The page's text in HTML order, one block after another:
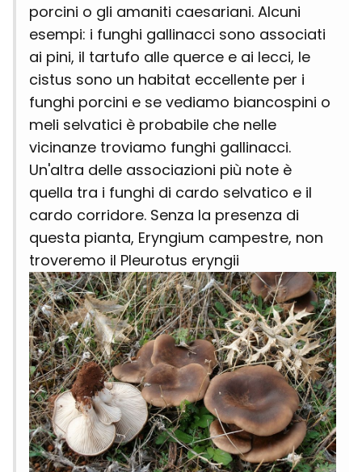
porcini o gli amaniti caesariani. Alcuni
esempi: i funghi gallinacci sono associati
ai pini, il tartufo alle querce e ai lecci, le
cistus sono un habitat eccellente per i
funghi porcini e se vediamo biancospini o
meli selvatici è probabile che nelle
vicinanze troviamo funghi gallinacci.
Un'altra delle associazioni più note è
quella tra i funghi di cardo selvatico e il
cardo corridore. Senza la presenza di
questa pianta, Eryngium campestre, non
troveremo il Pleurotus eryngii